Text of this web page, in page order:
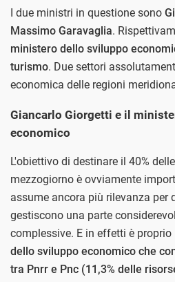
I due ministri in questione sono
Massimo Garavaglia.
ministero dello sviluppo
turismo. Due settori
economica delle regioni
Giancarlo Giorgetti e il
economico
L'obiettivo di destinare il 40%
mezzogiorno è ovviamente
assume ancora più rilevanza per
gestiscono una parte
complessive. E in effetti è proprio
dello sviluppo economico che
tra Pnrr e Pnc (11,3% delle